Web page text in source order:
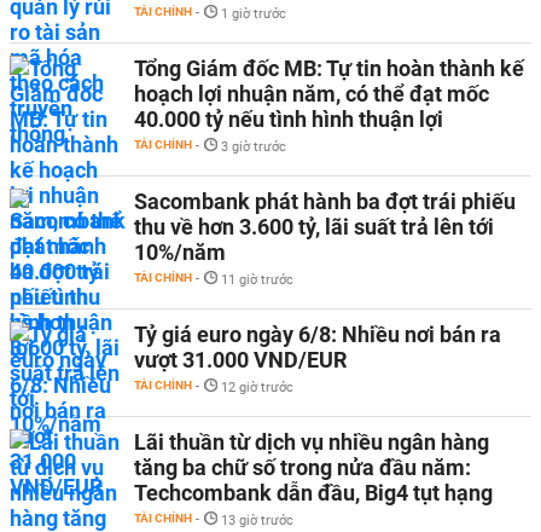
TÀI CHÍNH - 1 giờ trước
Tổng Giám đốc MB: Tự tin hoàn thành kế
hoạch lợi nhuận năm, có thể đạt mốc
40.000 tỷ nếu tình hình thuận lợi
TÀI CHÍNH - 3 giờ trước
Sacombank phát hành ba đợt trái phiếu
thu về hơn 3.600 tỷ, lãi suất trả lên tới
10%/năm
TÀI CHÍNH - 11 giờ trước
Tỷ giá euro ngày 6/8: Nhiều nơi bán ra
vượt 31.000 VND/EUR
TÀI CHÍNH - 12 giờ trước
Lãi thuần từ dịch vụ nhiều ngân hàng
tăng ba chữ số trong nửa đầu năm:
Techcombank dẫn đầu, Big4 tụt hạng
TÀI CHÍNH - 13 giờ trước